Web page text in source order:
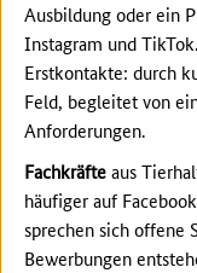
Ausbildung oder ein
Instagram und
Erstkontakte: durch
Feld, begleitet von
Anforderungen.
Fachkräfteaus
häufiger auf
sprechen sich offene
Bewerbungen